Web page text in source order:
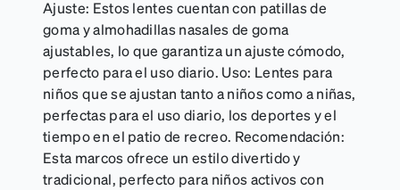
Ajuste: Estos lentes cuentan con patillas de
goma y almohadillas nasales de goma
ajustables, lo que garantiza un ajuste cómodo,
perfecto para el uso diario. Uso: Lentes para
niños que se ajustan tanto a niños como a niñas,
perfectas para el uso diario, los deportes y el
tiempo en el patio de recreo. Recomendación:
Esta marcos ofrece un estilo divertido y
tradicional, perfecto para niños activos con